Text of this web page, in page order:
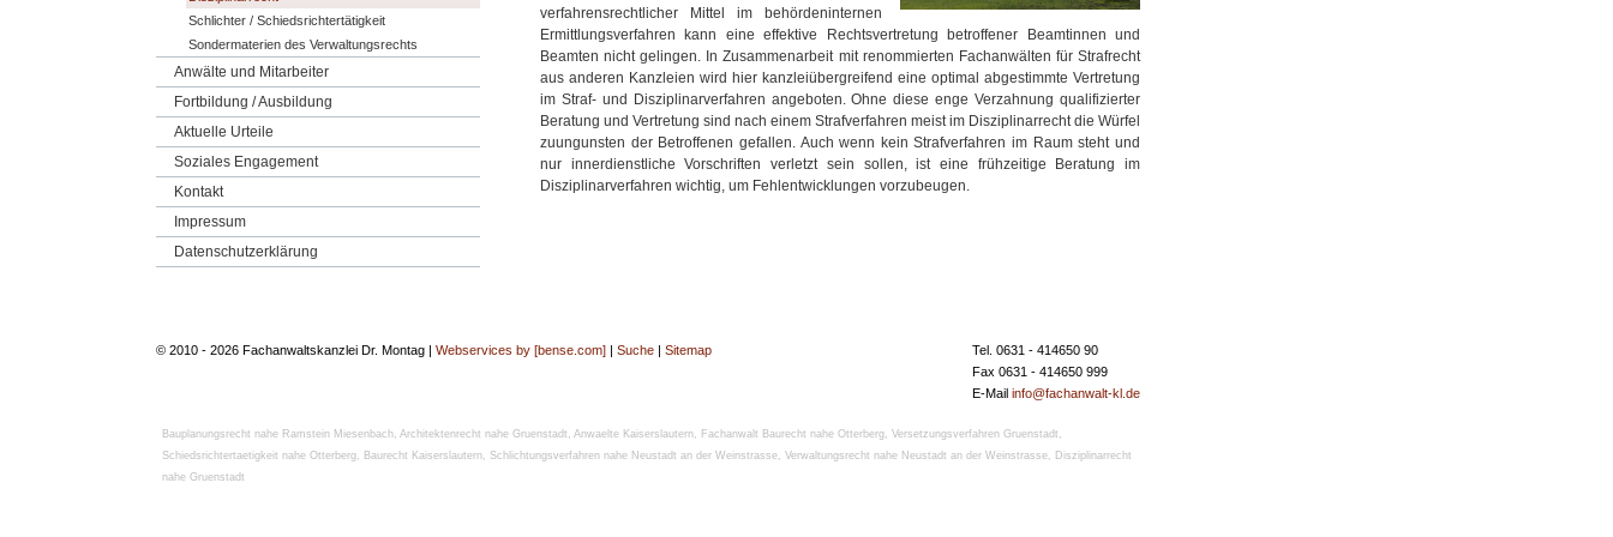
Schlichter / Schiedsrichtertätigkeit
Sondermaterien des Verwaltungsrechts
Anwälte und Mitarbeiter
Fortbildung / Ausbildung
Aktuelle Urteile
Soziales Engagement
Kontakt
Impressum
Datenschutzerklärung
verfahrensrechtlicher Mittel im behördeninternen
Ermittlungsverfahren kann eine effektive Rechtsvertretung betroffener Beamtinnen und
Beamten nicht gelingen. In Zusammenarbeit mit renommierten Fachanwälten für Strafrecht
aus anderen Kanzleien wird hier kanzleiübergreifend eine optimal abgestimmte Vertretung
im Straf- und Disziplinarverfahren angeboten. Ohne diese enge Verzahnung qualifizierter
Beratung und Vertretung sind nach einem Strafverfahren meist im Disziplinarrecht die Würfel
zuungunsten der Betroffenen gefallen. Auch wenn kein Strafverfahren im Raum steht und
nur innerdienstliche Vorschriften verletzt sein sollen, ist eine frühzeitige Beratung im
Disziplinarverfahren wichtig, um Fehlentwicklungen vorzubeugen.
Tel. 0631 - 414650 90
Fax 0631 - 414650 999
E-Mail info@fachanwalt-kl.de
© 2010 - 2026 Fachanwaltskanzlei Dr. Montag | Webservices by [bense.com] | Suche | Sitemap
Bauplanungsrecht nahe Ramstein Miesenbach Architektenrecht nahe Gruenstadt Anwaelte Kaiserslautern Fachanwalt Baurecht nahe Otterberg Versetzungsverfahren Gruenstadt
Schiedsrichtertaetigkeit nahe Otterberg
Baurecht Kaiserslautern Schlichtungsverfahren nahe Neustadt an der Weinstrasse Verwaltungsrecht nahe Neustadt an der Weinstrasse
Disziplinarrecht
nahe Gruenstadt